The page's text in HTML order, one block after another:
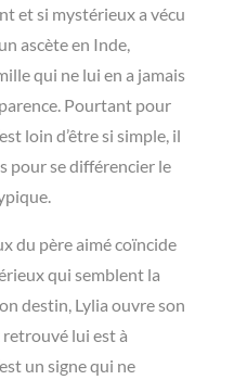
et si mystérieux a vécu
ascète en Inde,
qui ne lui en a jamais
Pourtant pour
loin d’être si simple, il
pour se différencier le
du père aimé coïncide
qui semblent la
destin, Lylia ouvre son
lui est à
un signe qui ne